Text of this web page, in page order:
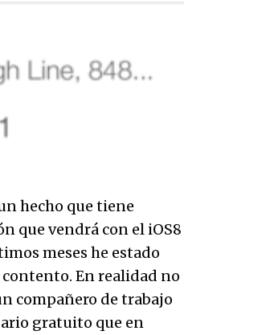
hecho que tiene
que vendrá con el iOS8
meses he estado
En realidad no
compañero de trabajo
gratuito que en